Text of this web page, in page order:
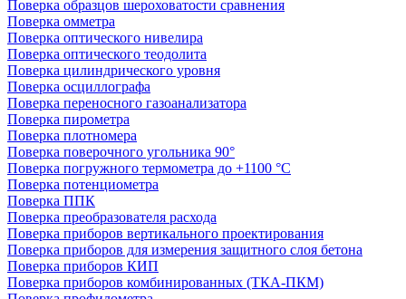
Поверка образцов шероховатости сравнения
Поверка омметра
Поверка оптического нивелира
Поверка оптического теодолита
Поверка цилиндрического уровня
Поверка осциллографа
Поверка переносного газоанализатора
Поверка пирометра
Поверка плотномера
Поверка поверочного угольника 90°
Поверка погружного термометра до +1100 °С
Поверка потенциометра
Поверка ППК
Поверка преобразователя расхода
Поверка приборов вертикального проектирования
Поверка приборов для измерения защитного слоя бетона
Поверка приборов КИП
Поверка приборов комбинированных (ТКА-ПКМ)